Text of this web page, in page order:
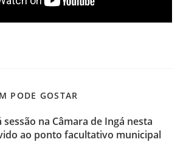
PODE GOSTAR
na Câmara de Ingá nesta
ao ponto facultativo municipal